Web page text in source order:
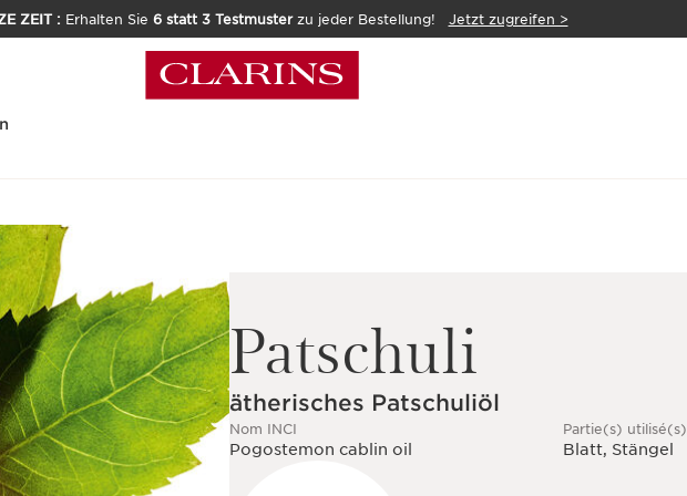
ZEIT : Erhalten Sie 6 statt 3 Testmusterzu jeder Bestellung! Jetzt zugreifen >
Patschuli
ätherisches Patschuliöl
Nom INCI
Pogostemon cablin oil
Partie(s) utilisé(s)
Blatt, Stängel